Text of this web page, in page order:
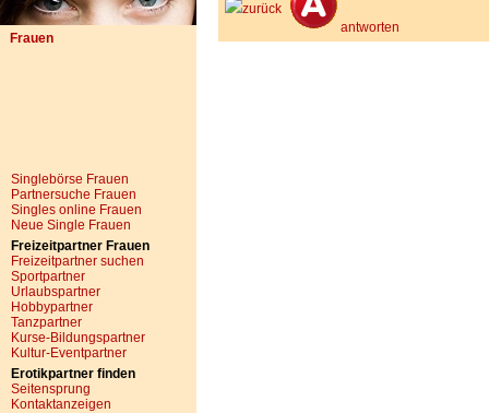
Frauen
Singlebörse Frauen
Partnersuche Frauen
Singles online Frauen
Neue Single Frauen
Freizeitpartner Frauen
Freizeitpartner suchen
Sportpartner
Urlaubspartner
Hobbypartner
Tanzpartner
Kurse-Bildungspartner
Kultur-Eventpartner
Erotikpartner finden
Seitensprung
Kontaktanzeigen
zurück
antworten